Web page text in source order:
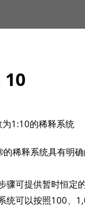
10
为1:10的稀释系统
的稀释系统具有明
骤可提供暂时恒定
统可以按照100、